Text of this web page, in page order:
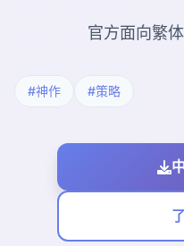
官方面向繁
#神作 #策略